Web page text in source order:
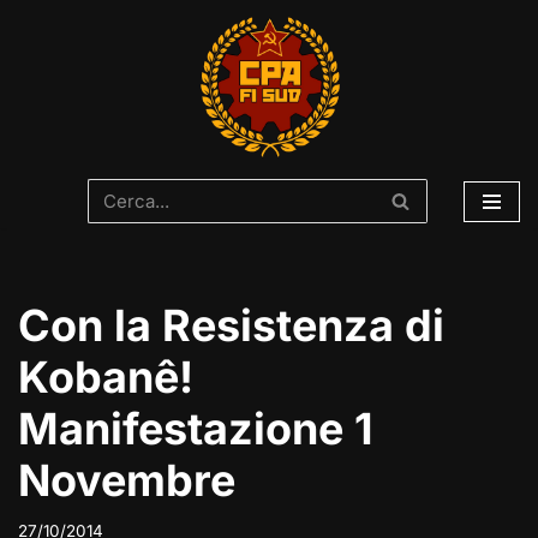
Con la Resistenza di
Kobanê!
Manifestazione 1
Novembre
27/10/2014